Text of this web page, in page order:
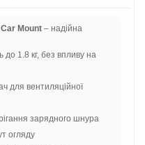
Mount – надійна
до 1.8 кг, без впливу на
для вентиляційної
зарядного шнура
огляду